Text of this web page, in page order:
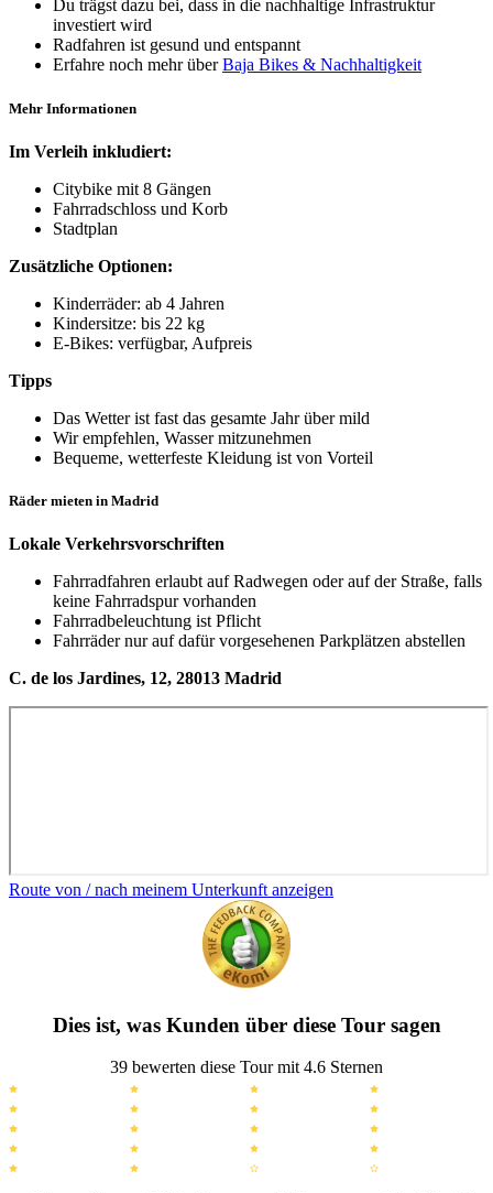
Du trägst dazu bei, dass in die nachhaltige Infrastruktur
investiert wird
Radfahren ist gesund und entspannt
Erfahre noch mehr überBaja Bikes & Nachhaltigkeit
Mehr Informationen
Im Verleih inkludiert:
Citybike mit 8 Gängen
Fahrradschloss und Korb
Stadtplan
Zusätzliche Optionen:
Kinderräder: ab 4 Jahren
Kindersitze: bis 22 kg
E-Bikes: verfügbar, Aufpreis
Tipps
Das Wetter ist fast das gesamte Jahr über mild
Wir empfehlen, Wasser mitzunehmen
Bequeme, wetterfeste Kleidung ist von Vorteil
Räder mieten in Madrid
Lokale Verkehrsvorschriften
Fahrradfahren erlaubt auf Radwegen oder auf der Straße, falls
keine Fahrradspur vorhanden
Fahrradbeleuchtung ist Pflicht
Fahrräder nur auf dafür vorgesehenen Parkplätzen abstellen
C. de los Jardines, 12, 28013 Madrid
Route von / nach meinem Unterkunft anzeigen
Dies ist, was Kunden über diese Tour sagen
39 bewerten diese Tour mit 4.6 Sternen